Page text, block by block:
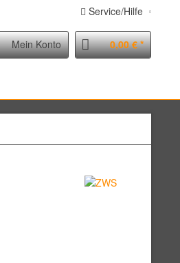
Service/Hilfe
Mein Konto 0,00 € *